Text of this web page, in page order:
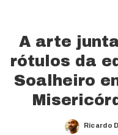
A arte
rótulos da
Soalheiro
Posted
Ricardo